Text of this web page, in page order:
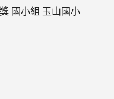
國小組 玉山國小